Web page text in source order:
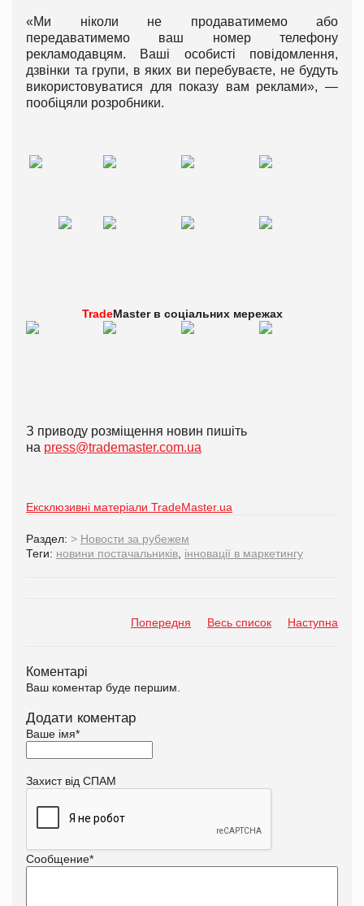
«Ми ніколи не продаватимемо або
передаватимемо ваш номер телефону
рекламодавцям. Ваші особисті повідомлення,
дзвінки та групи, в яких ви перебуваєте, не будуть
використовуватися для показу вам реклами», —
пообіцяли розробники.
TradeMaster в соціальних мережах
З приводу розміщення новин пишіть
на press@trademaster.com.ua
Ексклюзивні матеріали TradeMaster.ua
Раздел: > Новости за рубежем
Теги: новини постачальників інновації в маркетингу
Попередня Весь список Наступна
Коментарі
Ваш коментар буде першим.
Додати коментар
Ваше імя*
Захист від СПАМ
Сообщение*